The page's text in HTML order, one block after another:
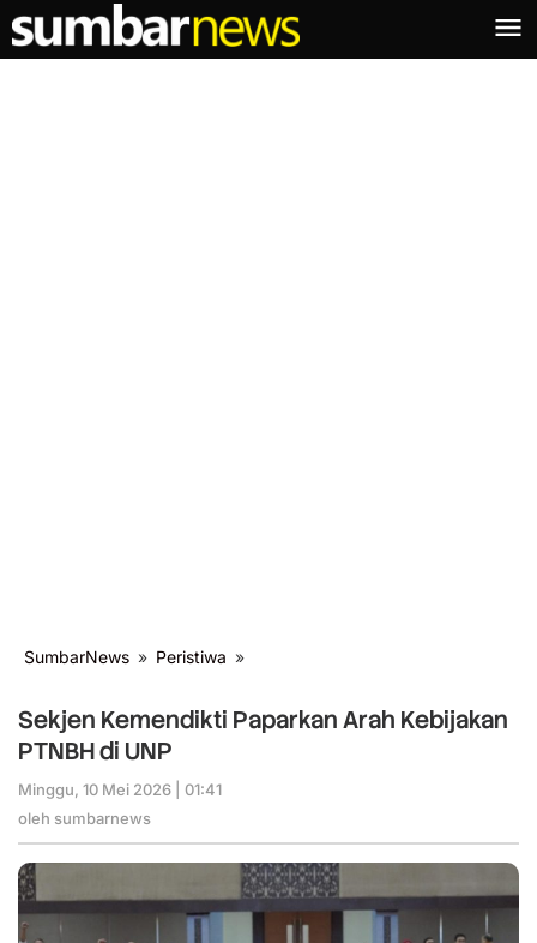
Lewati
ke
konten
SumbarNews » Peristiwa »
Paparkan
Arah
Sekjen Kemendikti Paparkan Arah Kebijakan
PTNBH di UNP
Minggu, 10 Mei 2026 | 01:41
oleh sumbarnews